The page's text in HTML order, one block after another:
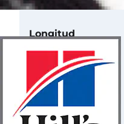
Longitud
Textura
Color